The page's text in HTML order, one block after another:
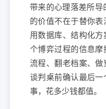
带来的心理落差所
的价值不在于替你
用数据库、结构化
个博弈过程的信息
流程、翻老档案、
谈判桌前确认最后
事，花多少钱都值。